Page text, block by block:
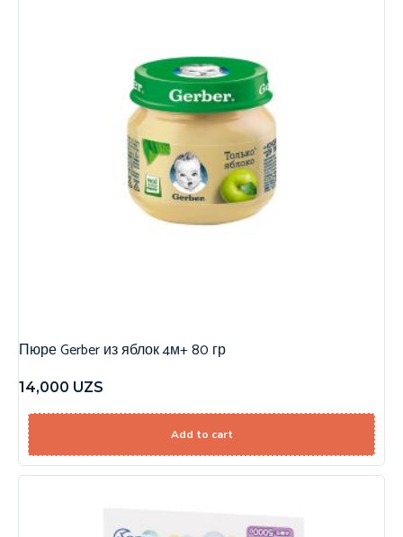
Пюре Gerber из яблок 4м+ 80 гр
14,000 UZS
Add to cart